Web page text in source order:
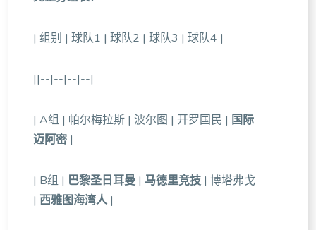
| 组别 | 球队1 | 球队2 | 球队3 | 球队4 |
||--|--|--|--|
| A组 | 帕尔梅拉斯 | 波尔图 | 开罗国民 | 国际
迈阿密 |
| B组 | 巴黎圣日耳曼 | 马德里竞技 | 博塔弗戈
| 西雅图海湾人 |